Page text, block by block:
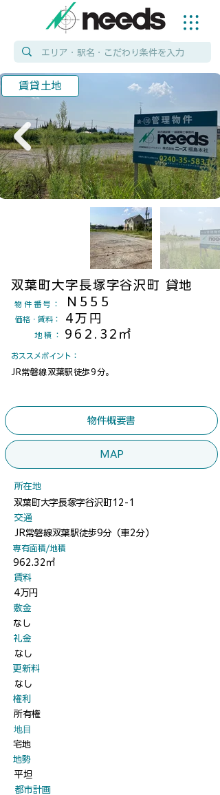
賃貸土地
双葉町大字長塚字谷沢町 貸地
物件番号 ： N555
地積 ： 962.32㎡
​価格・賃料： 4万円
​おススメポイント：
JR常磐線双葉駅徒歩9分。
物件概要書
MAP
​所在地
双葉町大字長塚字谷沢町12-1
​交通
JR常磐線双葉駅徒歩9分（車2分）
​専有面積/地積
962.32㎡
​賃料
4万円
​敷金
なし
​礼金
なし
​更新料
なし
​権利
所有権
​地目
宅地
​地勢
平坦
​都市計画